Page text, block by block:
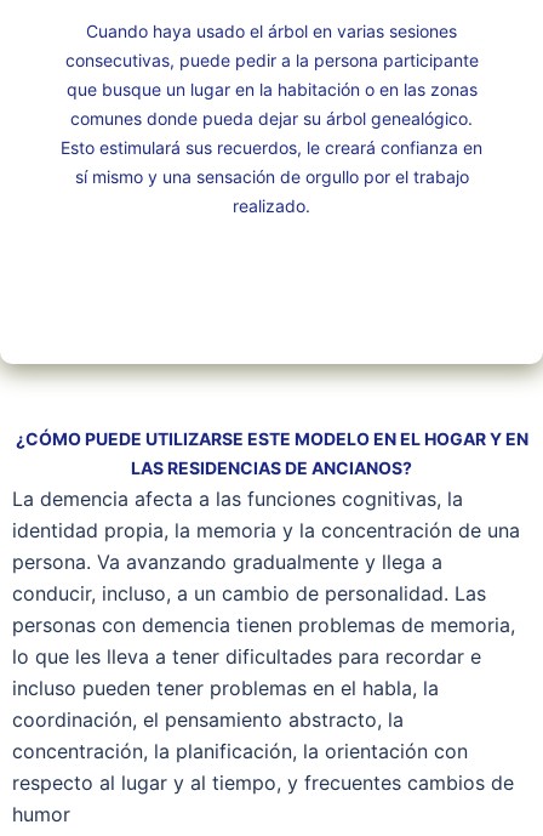
Cuando haya usado el árbol en varias sesiones
consecutivas, puede pedir a la persona participante
que busque un lugar en la habitación o en las zonas
comunes donde pueda dejar su árbol genealógico.
Esto estimulará sus recuerdos, le creará confianza en
sí mismo y una sensación de orgullo por el trabajo
realizado.
¿CÓMO PUEDE UTILIZARSE ESTE MODELO EN EL HOGAR Y EN
LAS RESIDENCIAS DE ANCIANOS?
La demencia afecta a las funciones cognitivas, la
identidad propia, la memoria y la concentración de una
persona. Va avanzando gradualmente y llega a
conducir, incluso, a un cambio de personalidad. Las
personas con demencia tienen problemas de memoria,
lo que les lleva a tener dificultades para recordar e
incluso pueden tener problemas en el habla, la
coordinación, el pensamiento abstracto, la
concentración, la planificación, la orientación con
respecto al lugar y al tiempo, y frecuentes cambios de
humor